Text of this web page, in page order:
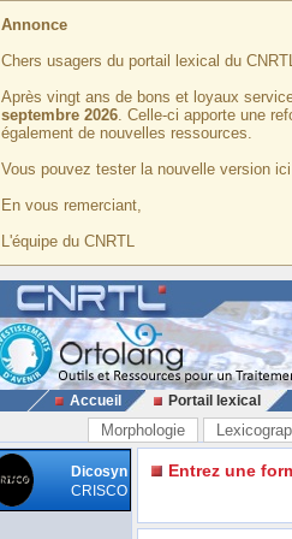
Annonce
Chers usagers du portail lexical du
Après vingt ans de bons et loyaux
septembre 2026. Celle-ci apporte une
également de nouvelles ressources.
Vous pouvez tester la nouvelle version
En vous remerciant,
L'équipe du CNRTL
Accueil Portail lexical
Morphologie
Dicosyn
CRISCO
Entrez une